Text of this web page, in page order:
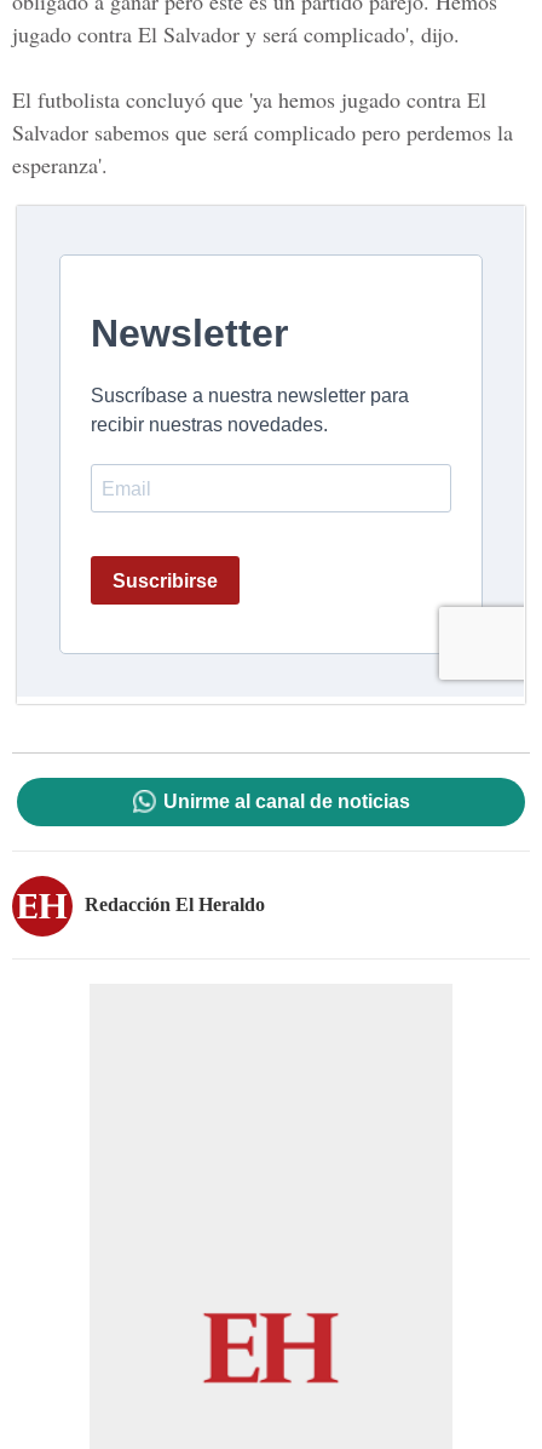
jugado contra El Salvador y será complicado', dijo.
El futbolista concluyó que 'ya hemos jugado contra El
Salvador sabemos que será complicado pero perdemos la
esperanza'.
Unirme al canal de noticias
Redacción El Heraldo